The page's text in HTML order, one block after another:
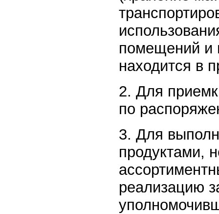
помещений и
находится в
2. Для
по
3. Для
продуктами,
реализацию